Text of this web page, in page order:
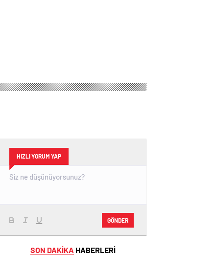
HIZLI YORUM YAP
GÖNDER
SON DAKİKA HABERLERİ